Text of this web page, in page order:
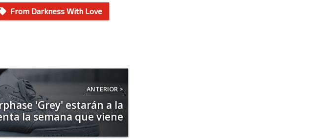
From Darkness With Love
ANTERIOR >
'Grey' estarán a la
la semana que viene